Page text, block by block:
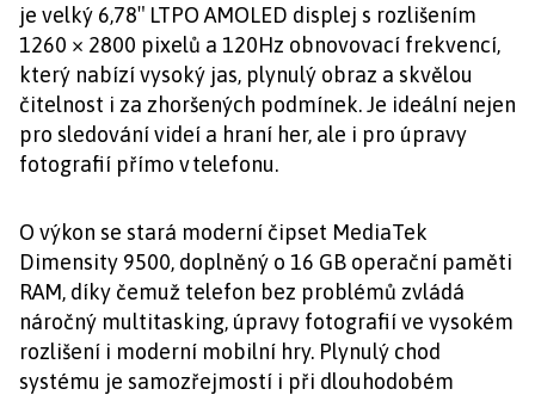
je velký 6,78″ LTPO AMOLED displej s rozlišením
1260 × 2800 pixelů a 120Hz obnovovací frekvencí,
který nabízí vysoký jas, plynulý obraz a skvělou
čitelnost i za zhoršených podmínek. Je ideální nejen
pro sledování videí a hraní her, ale i pro úpravy
fotografií přímo v telefonu.
O výkon se stará moderní čipset MediaTek
Dimensity 9500, doplněný o 16 GB operační paměti
RAM, díky čemuž telefon bez problémů zvládá
náročný multitasking, úpravy fotografií ve vysokém
rozlišení i moderní mobilní hry. Plynulý chod
systému je samozřejmostí i při dlouhodobém